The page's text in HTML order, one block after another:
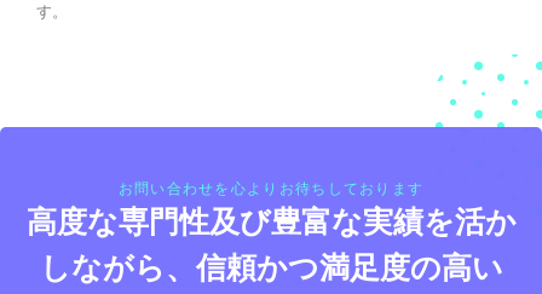
す。
お問い合わせを心よりお待ちしております
高度な専門性及び豊富な実績を活か
しながら、信頼かつ満足度の高い